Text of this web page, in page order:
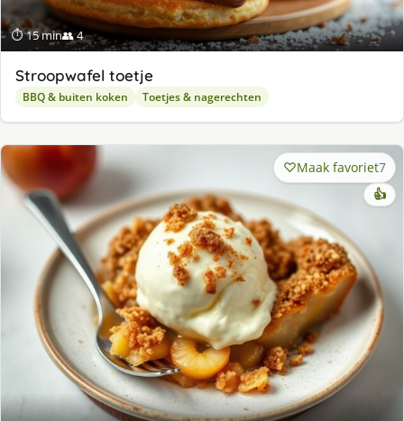
⏱ 15 min👥 4
Stroopwafel toetje
BBQ & buiten koken Toetjes & nagerechten
Maak favoriet7
👍